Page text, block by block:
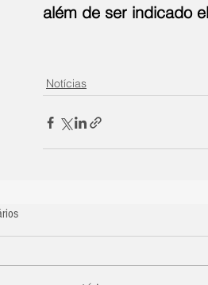
além de ser indicado
Notícias